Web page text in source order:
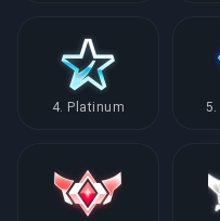
4. Platinum 5.